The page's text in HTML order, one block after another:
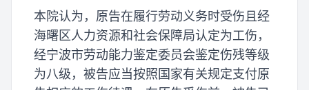
本院认为，原告在履行劳动义务时受伤且经
海曙区人力资源和社会保障局认定为工伤，
经宁波市劳动能力鉴定委员会鉴定伤残等级
为八级，被告应当按照国家有关规定支付原